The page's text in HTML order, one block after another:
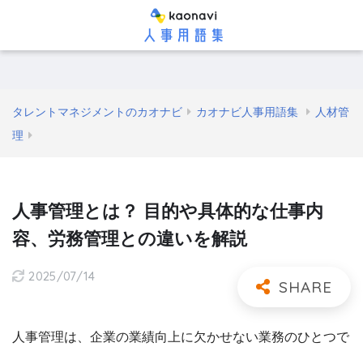
タレントマネジメントのカオナビ カオナビ人事用語集
人材管
理
人事管理とは？ 目的や具体的な仕事内
容、労務管理との違いを解説
2025/07/14
人事管理は、企業の業績向上に欠かせない業務のひとつで